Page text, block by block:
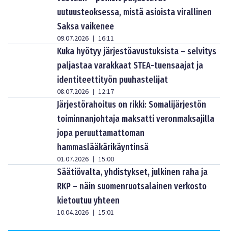
uutuusteoksessa, mistä asioista virallinen
Saksa vaikenee
09.07.2026 | 16:11
Kuka hyötyy järjestöavustuksista – selvitys
paljastaa varakkaat STEA-tuensaajat ja
identiteettityön puuhastelijat
08.07.2026 | 12:17
Järjestörahoitus on rikki: Somalijärjestön
toiminnanjohtaja maksatti veronmaksajilla
jopa peruuttamattoman
hammaslääkärikäyntinsä
01.07.2026 | 15:00
Säätiövalta, yhdistykset, julkinen raha ja
RKP – näin suomenruotsalainen verkosto
kietoutuu yhteen
10.04.2026 | 15:01